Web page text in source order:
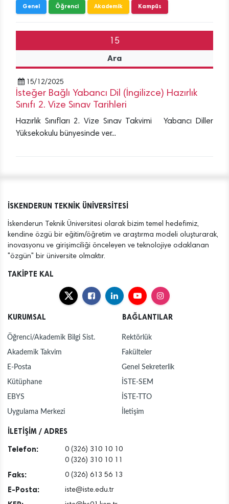
Genel Öğrenci Akademik Kampüs
15
Ara
15/12/2025
İsteğer Bağlı Yabancı Dil (İngilizce) Hazırlık
Sınıfı 2. Vize Sınav Tarihleri
Hazırlık Sınıfları 2. Vize Sınav Takvimi Yabancı Diller
Yüksekokulu bünyesinde ver...
İSKENDERUN TEKNİK ÜNİVERSİTESİ
İskenderun Teknik Üniversitesi olarak bizim temel hedefimiz,
kendine özgü bir eğitim/öğretim ve araştırma modeli oluşturarak,
inovasyonu ve girişimciliği önceleyen ve teknolojiye odaklanan
"özgün" bir üniversite olmaktır.
TAKİPTE KAL
KURUMSAL
Öğrenci/Akademik Bilgi Sist.
Akademik Takvim
E-Posta
Kütüphane
EBYS
Uygulama Merkezi
BAĞLANTILAR
Rektörlük
Fakülteler
Genel Sekreterlik
İSTE-SEM
İSTE-TTO
İletişim
İLETİŞİM / ADRES
Telefon:
0 (326) 310 10 10
0 (326) 310 10 11
Faks: 0 (326) 613 56 13
E-Posta: iste@iste.edu.tr